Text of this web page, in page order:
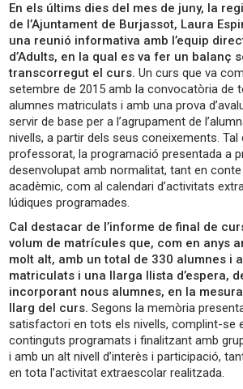
En els últims dies del mes de juny, la
de l’Ajuntament de Burjassot, Laura
una reunió informativa amb l’equip
d’Adults, en la qual es va fer un balanç
transcorregut el curs. Un curs que va
setembre de 2015 amb la convocatòria de
alumnes matriculats i amb una prova
servir de base per a l’agrupament de
nivells, a partir dels seus coneixements. Tal
professorat, la programació presentada a
desenvolupat amb normalitat, tant en
acadèmic, com al calendari d’activitats
lúdiques programades.
Cal destacar de l’informe de final de
volum de matrícules que, com en anys
molt alt, amb un total de 330 alumnes i
matriculats i una llarga llista d’espera,
incorporant nous alumnes, en la
llarg del curs. Segons la memòria
satisfactori en tots els nivells, complint-se
continguts programats i finalitzant amb
i amb un alt nivell d’interès i participació,
en tota l’activitat extraescolar realitzada.